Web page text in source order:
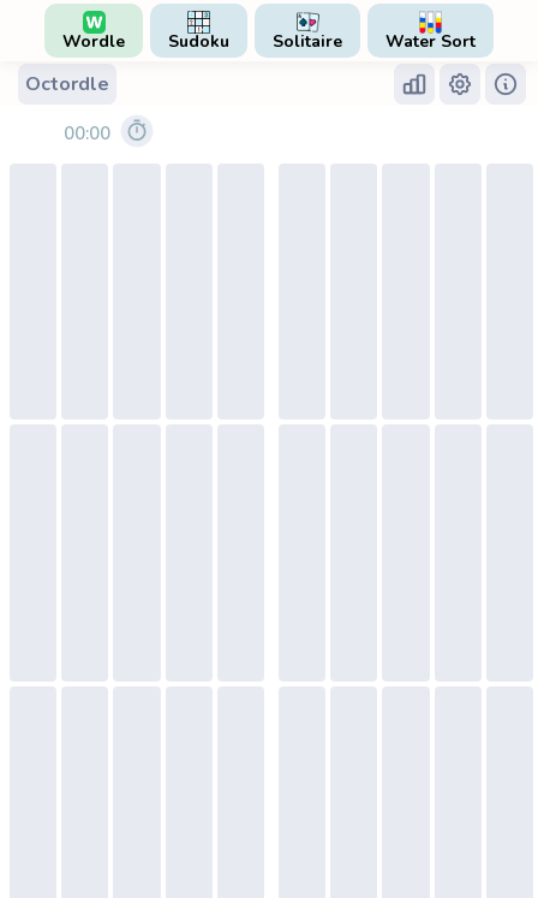
Wordle Sudoku Solitaire Water Sort
Octordle
00:00